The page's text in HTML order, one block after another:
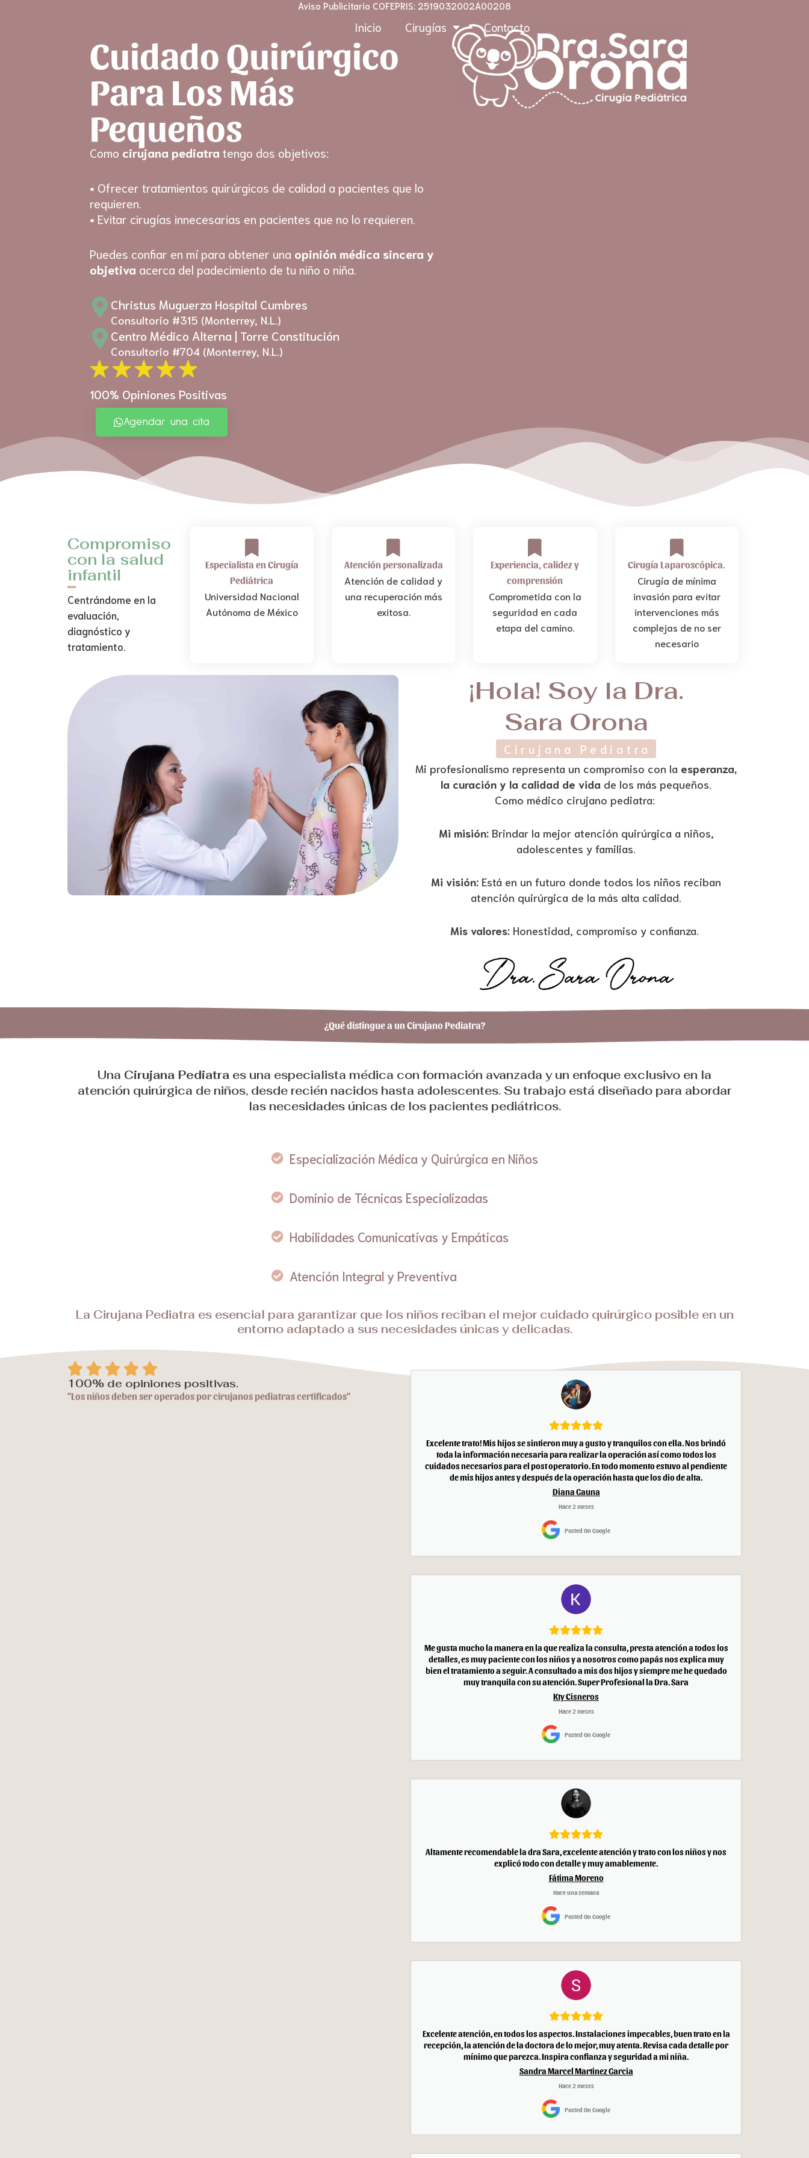
Aviso Publicitario COFEPRIS: 2519032002A00208
Inicio Cirugías Contacto
Cuidado Quirúrgico
Para Los Más
Pequeños
Como cirujana pediatra tengo dos objetivos:
• Ofrecer tratamientos quirúrgicos de calidad a pacientes que lo
requieren.
• Evitar cirugías innecesarias en pacientes que no lo requieren.
Puedes confiar en mí para obtener una opinión médica sincera y
objetiva acerca del padecimiento de tu niño o niña.
Christus Muguerza Hospital Cumbres
Consultorio #315 (Monterrey, N.L.)
Centro Médico Alterna | Torre Constitución
Consultorio #704 (Monterrey, N.L.)
100% Opiniones Positivas
Agendar una cita
Compromiso
con la salud
infantil
Centrándome en la
evaluación,
diagnóstico y
tratamiento.
Especialista en Cirugía
Pediátrica
Universidad Nacional
Autónoma de México
Atención personalizada
Atención de calidad y
una recuperación más
exitosa.
Experiencia, calidez y
comprensión
Comprometida con la
seguridad en cada
etapa del camino.
Cirugía Laparoscópica.
Cirugía de mínima
invasión para evitar
intervenciones más
complejas de no ser
necesario
¡Hola! Soy la Dra.
Sara Orona
Cirujana Pediatra
Mi profesionalismo representa un compromiso con la esperanza,
la curación y la calidad de vida de los más pequeños.
Como médico cirujano pediatra:
Mi misión:Brindar la mejor atención quirúrgica a niños,
adolescentes y familias.
Mi visión: Está en un futuro donde todos los niños reciban
atención quirúrgica de la más alta calidad.
Mis valores: Honestidad, compromiso y confianza.
¿Qué distingue a un Cirujano Pediatra?
Una Cirujana Pediatra es una especialista médica con formación avanzada y un enfoque exclusivo en la
atención quirúrgica de niños, desde recién nacidos hasta adolescentes. Su trabajo está diseñado para abordar
las necesidades únicas de los pacientes pediátricos.
Especialización Médica y Quirúrgica en Niños
Dominio de Técnicas Especializadas
Habilidades Comunicativas y Empáticas
Atención Integral y Preventiva
La Cirujana Pediatra es esencial para garantizar que los niños reciban el mejor cuidado quirúrgico posible en un
entorno adaptado a sus necesidades únicas y delicadas.
    
a
l
100% de opiniones positivas.
"Los niños deben ser operados por cirujanos pediatras certificados"
Excelente trato! Mis hijos se sintieron muy a gusto y tranquilos con ella. Nos brindó
toda la información necesaria para realizar la operación así como todos los
cuidados necesarios para el post operatorio. En todo momento estuvo al pendiente
de mis hijos antes y después de la operación hasta que los dio de alta.
Diana Gauna
Hace 2 meses
Posted On Google
Me gusta mucho la manera en la que realiza la consulta, presta atención a todos los
detalles, es muy paciente con los niños y a nosotros como papás nos explica muy
bien el tratamiento a seguir. A consultado a mis dos hijos y siempre me he quedado
muy tranquila con su atención. Super Profesional la Dra. Sara
Kty Cisneros
Hace 2 meses
Posted On Google
Altamente recomendable la dra Sara, excelente atención y trato con los niños y nos
explicó todo con detalle y muy amablemente.
Fátima Moreno
Hace una semana
Posted On Google
Excelente atención, en todos los aspectos. Instalaciones impecables, buen trato en la
recepción, la atención de la doctora de lo mejor, muy atenta. Revisa cada detalle por
mínimo que parezca. Inspira confianza y seguridad a mi niña.
Sandra Marcel Martinez Garcia
Hace 2 meses
Posted On Google